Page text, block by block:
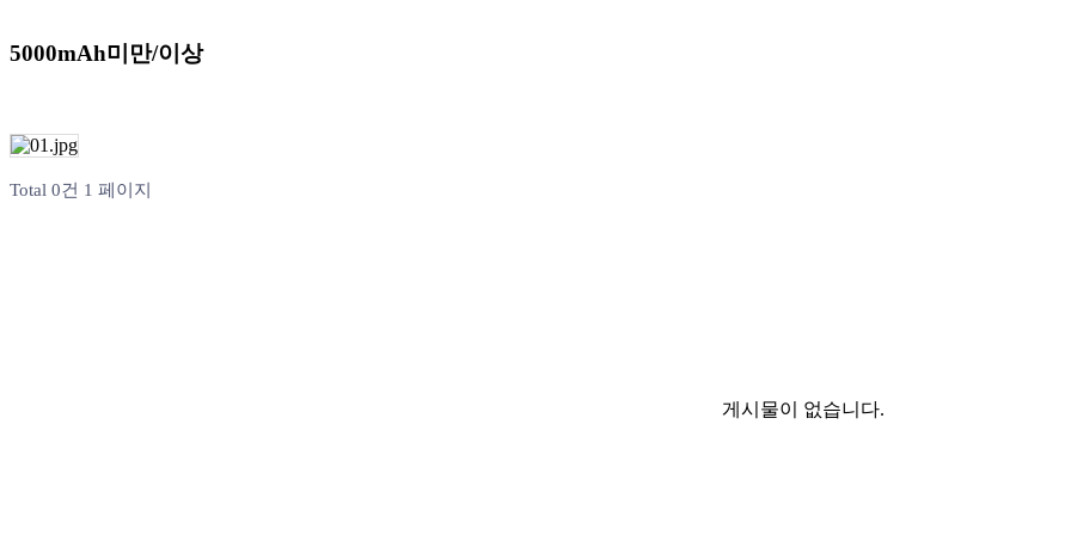
5000mAh미만/이상
Total 0건 1 페이지
게시물이 없습니다.